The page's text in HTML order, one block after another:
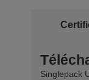
Singlepack